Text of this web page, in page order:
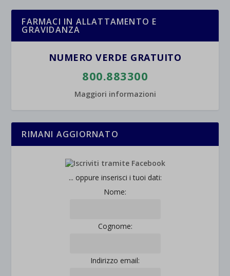
FARMACI IN ALLATTAMENTO E
GRAVIDANZA
NUMERO VERDE GRATUITO
800.883300
Maggiori informazioni
RIMANI AGGIORNATO
... oppure inserisci i tuoi dati:
Nome:
Cognome:
Indirizzo email: